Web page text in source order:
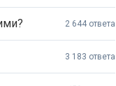
2 644 ответа
3 183 ответа